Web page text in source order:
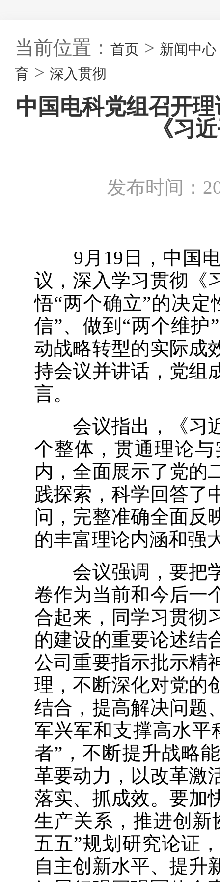
当前位置： 首页 > 新闻中心
育 > 深入贯彻
中国电科党组召开
《习
发布时间：
9月19日，中国电
议，深入学习贯彻《
悟“两个确立”的决定
信”、做到“两个维
动战略转型的实际成
持会议并讲话，党组
言。
会议指出，《习近
个整体，贯通理论
内，全面展示了党的
践探索，科学回答了
问，完整准确全面反
的丰富理论内涵和强
会议强调，要把学
卷作为当前和今后一
合起来，同学习贯彻
的建设的重要论述结
公司重要指示批示精
理，不断深化对党的
结合，提高解决问题
军兴军和支撑高水平
者”，不断提升战略
革要动力，以改革激
落实、抓成效。要加
生产关系，推进创新
五五”规划研究论证
自主创新水平、提升